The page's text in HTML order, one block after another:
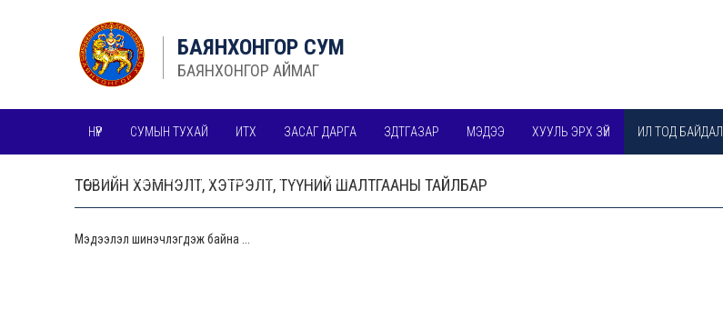
БАЯНХОНГОР СУМ
БАЯНХОНГОР АЙМАГ
НҮҮР СУМЫН ТУХАЙ ИТХ ЗАСАГ ДАРГА ЗДТГАЗАР МЭДЭЭ ХУУЛЬ ЭРХ ЗҮЙ ИЛ ТОД БАЙДАЛ
БУСАД МЭДЭЭЛЛИЙН ИЛ ТОД, НЭЭЛТТЭЙ БАЙДАЛ
ТӨСВИЙН ХЭМНЭЛТ, ХЭТРЭЛТ, ТҮҮНИЙ ШАЛТГААНЫ ТАЙЛБАР
Мэдээлэл шинэчлэгдэж байна ...